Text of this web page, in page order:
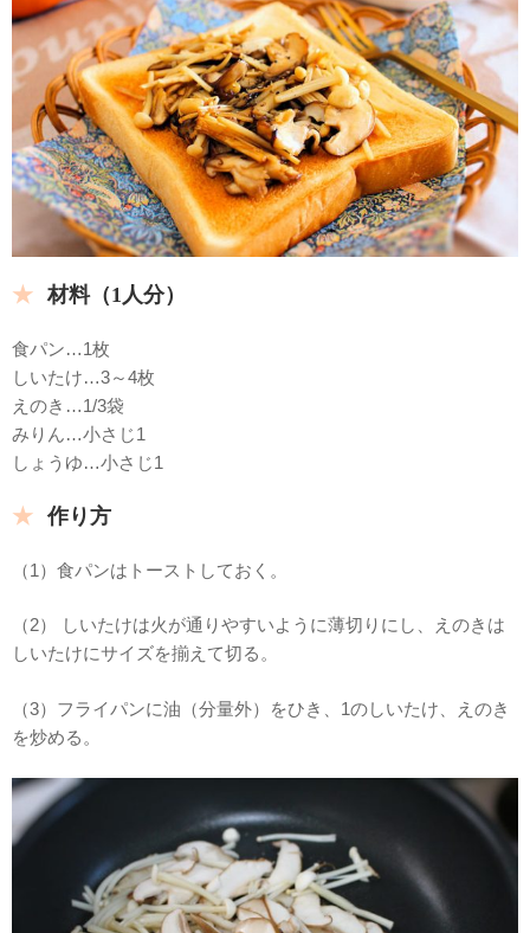
材料（1人分）
食パン…1枚
しいたけ…3～4枚
えのき…1/3袋
みりん…小さじ1
しょうゆ…小さじ1
作り方
（1）食パンはトーストしておく。
（2） しいたけは火が通りやすいように薄切りにし、えのきは
しいたけにサイズを揃えて切る。
（3）フライパンに油（分量外）をひき、1のしいたけ、えのき
を炒める。